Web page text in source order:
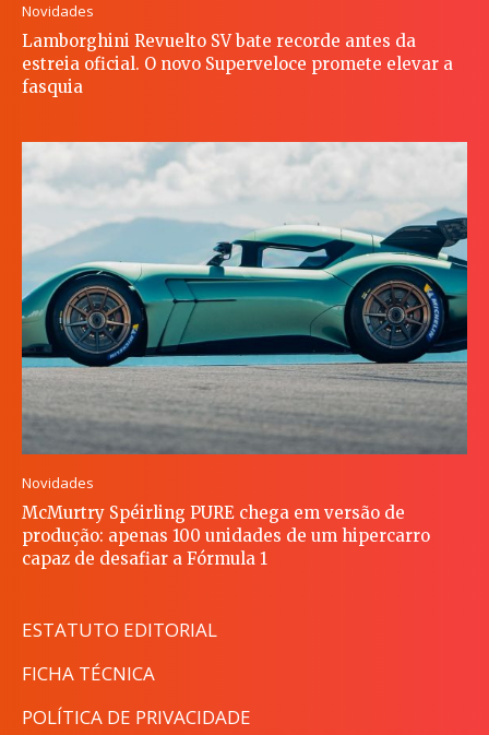
Novidades
Lamborghini Revuelto SV bate recorde antes da
estreia oficial. O novo Superveloce promete elevar a
fasquia
Novidades
McMurtry Spéirling PURE chega em versão de
produção: apenas 100 unidades de um hipercarro
capaz de desafiar a Fórmula 1
ESTATUTO EDITORIAL
FICHA TÉCNICA
POLÍTICA DE PRIVACIDADE